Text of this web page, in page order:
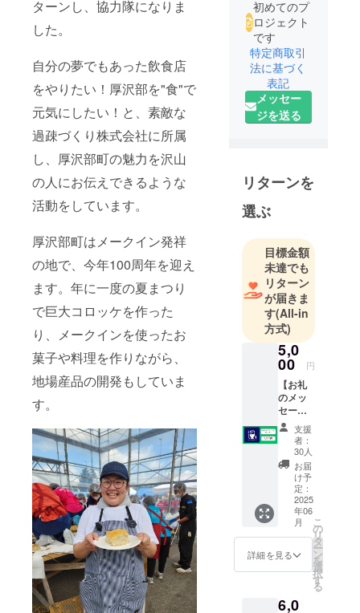
ターンし、協力隊になりま
した。
自分の夢でもあった飲食店
をやりたい！厚沢部を"食"で
元気にしたい！と、素敵な
過疎づくり株式会社に所属
し、厚沢部町の魅力を沢山
の人にお伝えできるような
活動をしています。
厚沢部町はメークイン発祥
の地で、今年100周年を迎え
ます。年に一度の夏まつり
で巨大コロッケを作った
り、メークインを使ったお
菓子や料理を作りながら、
地場産品の開発もしていま
す。
初めてのプ
ロジェクト
です
特定商取引
法に基づく
表記
メッセー
ジを送る
リターンを
選ぶ
目標金額
未達でも
リターン
が届きま
す(All-in
方式)
5,0
00 円
【お礼
のメッ
セージ
と
tabele
ステッ
カー】
感謝の
気持ち
を込め
て、お
礼の
メッ
セージ
と
tabete
ナルス
支援
者：
30人
お届
け予
定：
2025
年06
月
詳細を見る
こ
の
リ
タ
ー
ン
を
選
択
す
る
6,0